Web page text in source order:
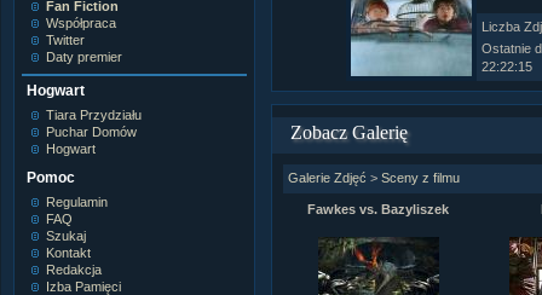
Fan Fiction
Współpraca
Twitter
Daty premier
Hogwart
Tiara Przydziału
Puchar Domów
Hogwart
Pomoc
Regulamin
FAQ
Szukaj
Kontakt
Redakcja
Izba Pamięci
Liczba
Ostatnie
22:22:15
Zobacz Galerię
Galerie Zdjęć > Sceny z filmu
Fawkes vs. Bazyliszek